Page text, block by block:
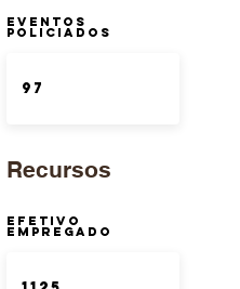
Eventos
Policiados
Recursos
Efetivo
Empregado